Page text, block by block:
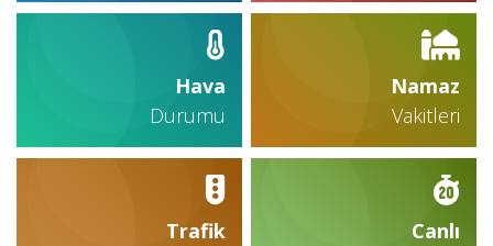
Hava
Durumu
Namaz
Vakitleri
Trafik
Canlı